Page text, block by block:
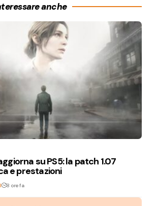
anche
su PS5: la patch 1.07
e prestazioni
8 ore fa